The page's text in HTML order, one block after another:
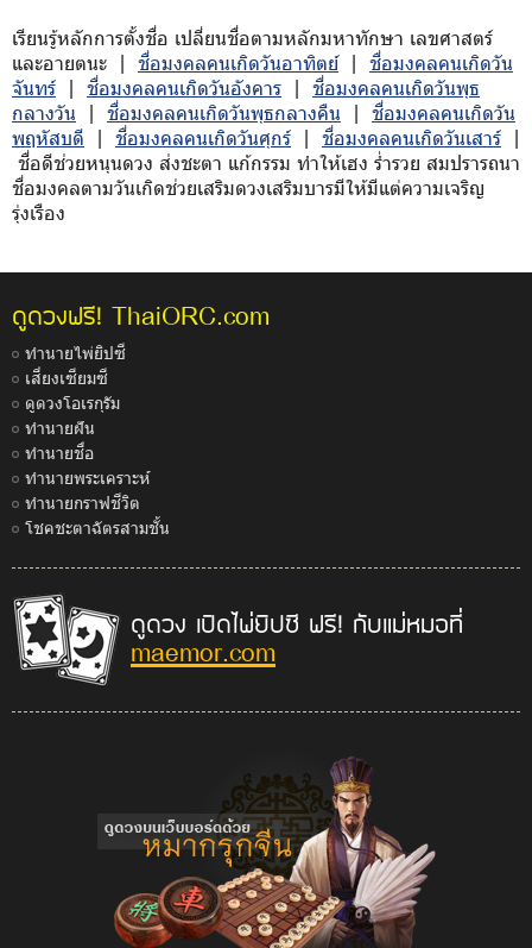
เรียนรู้หลักการตั้งชื่อ เปลี่ยนชื่อตามหลักมหาทักษา เลขศาสตร์
และอายตนะ | ชื่อมงคลคนเกิดวันอาทิตย์| ชื่อมงคลคนเกิดวัน
จันทร์ | ชื่อมงคลคนเกิดวันอังคาร | ชื่อมงคลคนเกิดวันพุธ
กลางวัน | ชื่อมงคลคนเกิดวันพุธกลางคืน | ชื่อมงคลคนเกิดวัน
พฤหัสบดี | ชื่อมงคลคนเกิดวันศุกร์ | ชื่อมงคลคนเกิดวันเสาร์ |
ชื่อดีช่วยหนุนดวง ส่งชะตา แก้กรรม ทำให้เฮง ร่ำรวย สมปรารถนา
ชื่อมงคลตามวันเกิดช่วยเสริมดวงเสริมบารมีให้มีแต่ความเจริญ
รุ่งเรือง
ดูดวงฟรี! ThaiORC.com
ทำนายไพ่ยิปซี
เสี่ยงเซียมซี
ดูดวงโอเรกุรัม
ทำนายฝัน
ทำนายชื่อ
ทำนายพระเคราะห์
ทำนายกราฟชีวิต
โชคชะตาฉัตรสามชั้น
ดูดวง เปิดไพ่ยิปซี ฟรี! กับแม่หมอที่
maemor.com